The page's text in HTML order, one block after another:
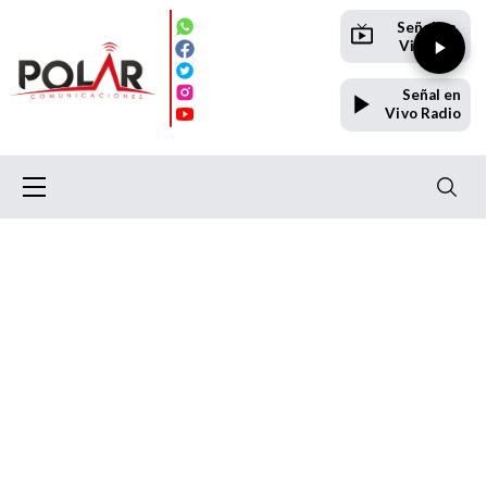
Señal en
Vivo TV
Señal en
Vivo Radio